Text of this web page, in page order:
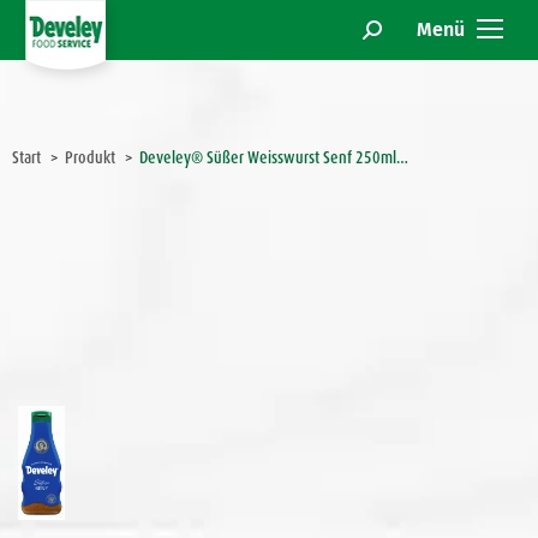
Menü
Search:
Start Produkt Develey® Süßer Weisswurst Senf 250ml…